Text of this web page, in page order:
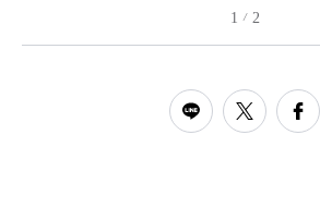
1 / 2